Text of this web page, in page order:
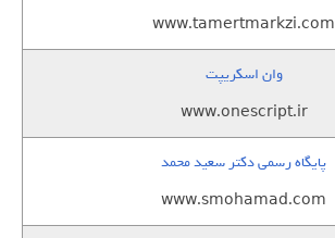
www.tamertmarkzi.com
وان اسکریپت
www.onescript.ir
پایگاه رسمی دکتر سعید محمد
www.smohamad.com